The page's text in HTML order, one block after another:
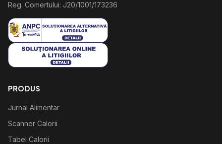
Reg. Comertului: J20/1001/173236
PRODUS
Jurnal Alimentar
Scanner Calorii
Tabel Calorii